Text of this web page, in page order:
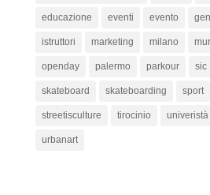
educazione eventi evento
istruttori marketing milano
openday palermo parkour sic
skateboard skateboarding sport
streetisculture tirocinio univeristà
urbanart